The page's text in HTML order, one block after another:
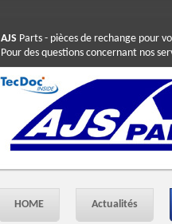
AJS Parts - pièces de rechange pour
Pour des questions concernant nos
HOME Actualités